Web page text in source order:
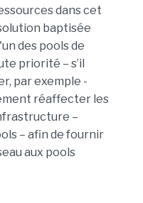
dans cet
baptisée
des pools de
priorité – s’il
par exemple -
réaffecter les
–
– afin de fournir
aux pools